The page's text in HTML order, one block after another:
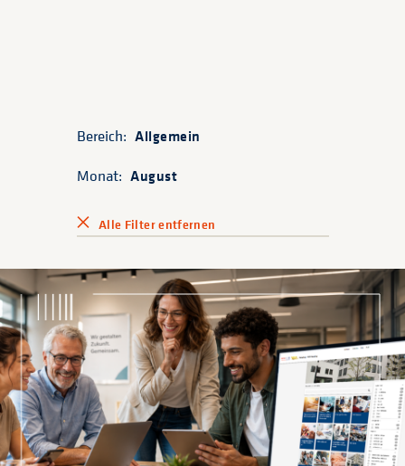
Bereich: Allgemein
Monat: August
Alle Filter entfernen